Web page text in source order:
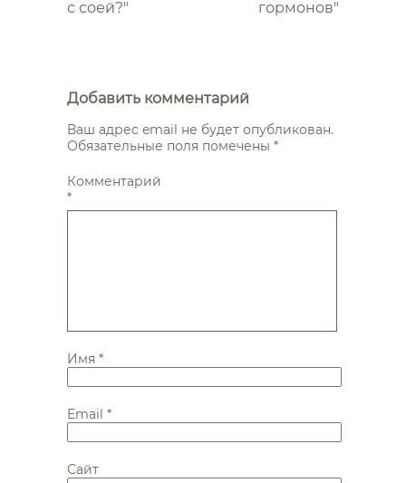
гормонов"
с соей?"
Добавить комментарий
Ваш адрес email не будет опубликован.
Обязательные поля помечены *
Комментарий
*
Имя *
Email *
Сайт